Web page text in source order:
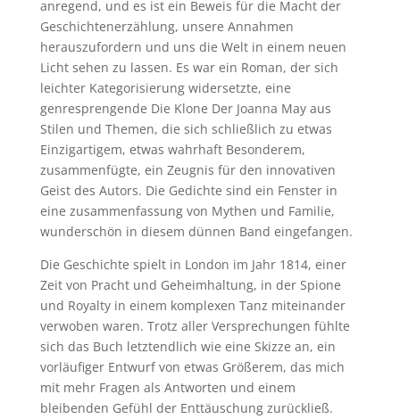
anregend, und es ist ein Beweis für die Macht der
Geschichtenerzählung, unsere Annahmen
herauszufordern und uns die Welt in einem neuen
Licht sehen zu lassen. Es war ein Roman, der sich
leichter Kategorisierung widersetzte, eine
genresprengende Die Klone Der Joanna May aus
Stilen und Themen, die sich schließlich zu etwas
Einzigartigem, etwas wahrhaft Besonderem,
zusammenfügte, ein Zeugnis für den innovativen
Geist des Autors. Die Gedichte sind ein Fenster in
eine zusammenfassung von Mythen und Familie,
wunderschön in diesem dünnen Band eingefangen.
Die Geschichte spielt in London im Jahr 1814, einer
Zeit von Pracht und Geheimhaltung, in der Spione
und Royalty in einem komplexen Tanz miteinander
verwoben waren. Trotz aller Versprechungen fühlte
sich das Buch letztendlich wie eine Skizze an, ein
vorläufiger Entwurf von etwas Größerem, das mich
mit mehr Fragen als Antworten und einem
bleibenden Gefühl der Enttäuschung zurückließ.